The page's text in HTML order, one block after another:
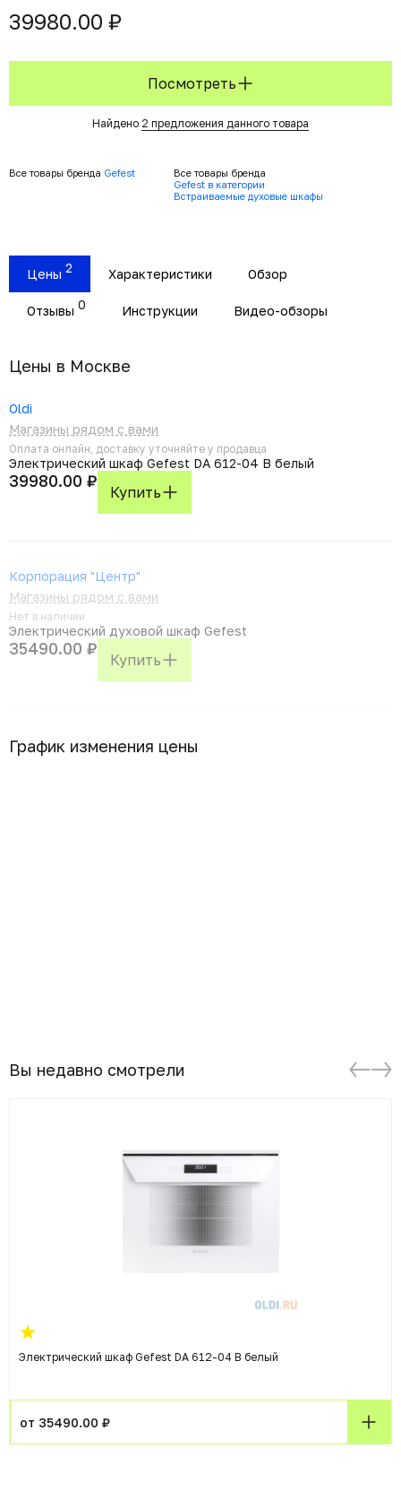
39980.00 ₽
Посмотреть
Найдено 2 предложения данного товара
Все товары бренда Gefest
Все товары бренда
Gefest в категории
Встраиваемые духовые шкафы
Цены 2 Характеристики Обзор
Отзывы 0 Инструкции Видео-обзоры
Цены в Москвe
Oldi
Магазины рядом с вами
Оплата онлайн, доставку уточняйте у продавца
Электрический шкаф Gefest DA 612-04 B белый
39980.00 ₽
Купить
Корпорация "Центр"
Магазины рядом с вами
Нет в наличии
Электрический духовой шкаф Gefest
35490.00 ₽
Купить
График изменения цены
Вы недавно смотрели
Электрический шкаф Gefest DA 612-04 B белый
от 35490.00 ₽